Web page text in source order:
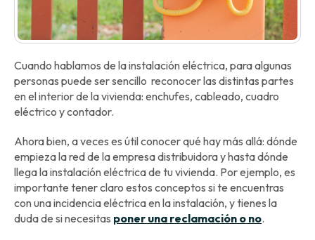
Cuando hablamos de la instalación eléctrica, para algunas
personas puede ser sencillo reconocer las distintas partes
en el interior de la vivienda: enchufes, cableado, cuadro
eléctrico y contador.
Ahora bien, a veces es útil conocer qué hay más allá: dónde
empieza la red de la empresa distribuidora y hasta dónde
llega la instalación eléctrica de tu vivienda. Por ejemplo, es
importante tener claro estos conceptos si te encuentras
con una incidencia eléctrica en la instalación, y tienes la
duda de si necesitas poner una reclamación o no.